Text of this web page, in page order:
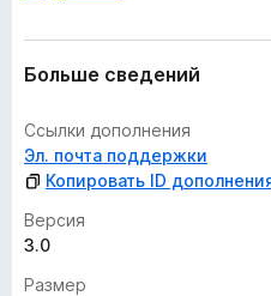
Больше сведений
Ссылки дополнения
Эл. почта поддержки
Копировать ID
Версия
3.0
Размер